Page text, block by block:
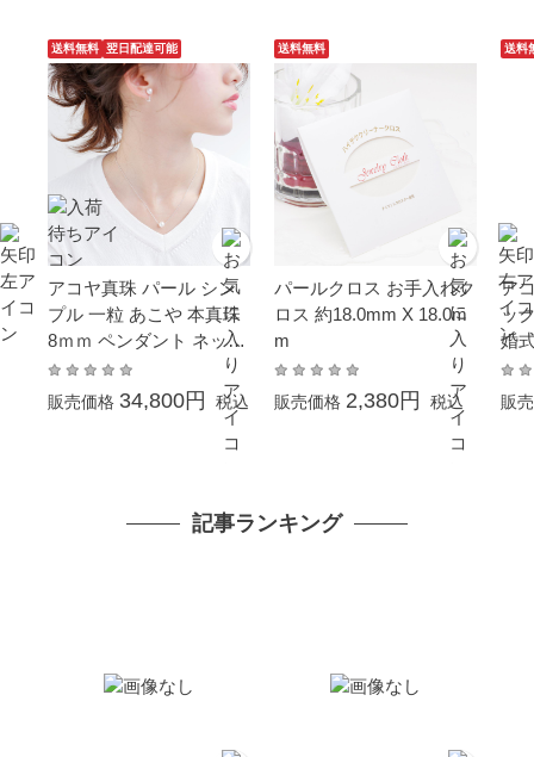
送料無料 翌日配達可能
アコヤ真珠 パール シン
プル 一粒 あこや 本真珠
8ｍｍ ペンダント ネック
レス 結婚式 冠婚葬祭 成
人式 卒業 入園 入学式 母
の日 ホワイトデー プレ
ゼント 金属アレルギー対
販売価格 34,800円 税込
送料無料
パールクロス お手入れク
ロス 約18.0mm X 18.0m
m
販売価格 2,380円 税込
送料
ア
ッ
婚
式
プ
販
記事ランキング